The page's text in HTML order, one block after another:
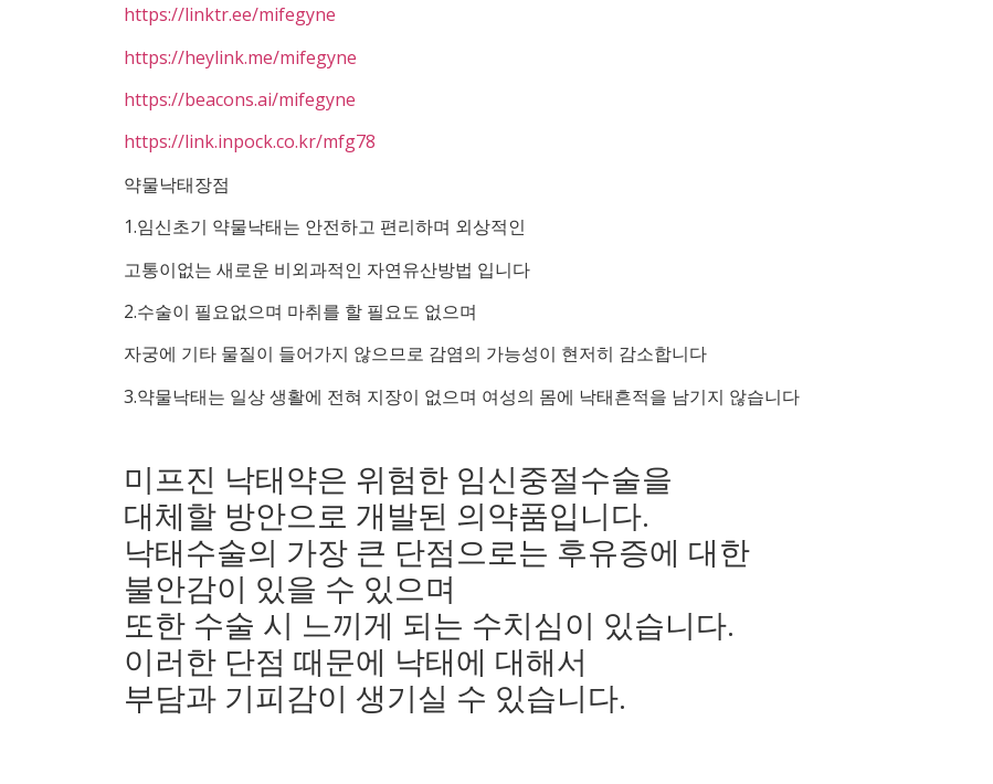
https://linktr.ee/mifegyne
https://heylink.me/mifegyne
https://beacons.ai/mifegyne
https://link.inpock.co.kr/mfg78
약물낙태장점
1.임신초기 약물낙태는 안전하고 편리하며 외상적인
고통이없는 새로운 비외과적인 자연유산방법 입니다
2.수술이 필요없으며 마취를 할 필요도 없으며
자궁에 기타 물질이 들어가지 않으므로 감염의 가능성이 현저히 감소합니다
3.약물낙태는 일상 생활에 전혀 지장이 없으며 여성의 몸에 낙태흔적을 남기지 않습니다
미프진 낙태약은 위험한 임신중절수술을
대체할 방안으로 개발된 의약품입니다.
낙태수술의 가장 큰 단점으로는 후유증에 대한
불안감이 있을 수 있으며
또한 수술 시 느끼게 되는 수치심이 있습니다.
이러한 단점 때문에 낙태에 대해서
부담과 기피감이 생기실 수 있습니다.